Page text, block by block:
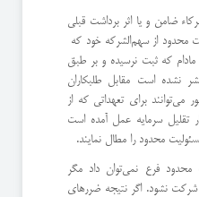
با شركاء ضامن و یا اثر برداشت قبلی
محدود از سهم‌الشركه خود كه
كه ثبت نرسیده و بر طبق
نشده است مقابل طلبكاران
می‌توانند برای تعهداتی كه از
سرمایه عمل آمده است
محدود را مطال نمایند.
محدود فرع نمی‌توان داد مگر
نشود. ‌اگر نتیجه ضررهای